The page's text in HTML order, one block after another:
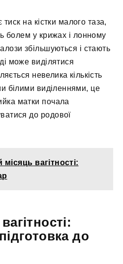
на кістки малого таза,
болем у крижах і лонному
збільшуються і стають
може виділятися
невелика кількість
білими виділеннями, це
матки почала
до родової
місяць вагітності:
до